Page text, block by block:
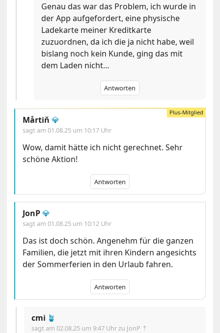
Genau das war das Problem, ich wurde in
der App aufgefordert, eine physische
Ladekarte meiner Kreditkarte
zuzuordnen, da ich die ja nicht habe, weil
bislang noch kein Kunde, ging das mit
dem Laden nicht…
Antworten
Mårtiň 💎
sagt am01.08.25 um 10:17 Uhr
Wow, damit hätte ich nicht gerechnet. Sehr
schöne Aktion!
Antworten
JonP💎
sagt am01.08.25 um 10:12 Uhr
Das ist doch schön. Angenehm für die ganzen
Familien, die jetzt mit ihren Kindern angesichts
der Sommerferien in den Urlaub fahren.
Antworten
cmi 🪴
sagt am02.08.25 um 9:47 Uhr zu JonP ⇡